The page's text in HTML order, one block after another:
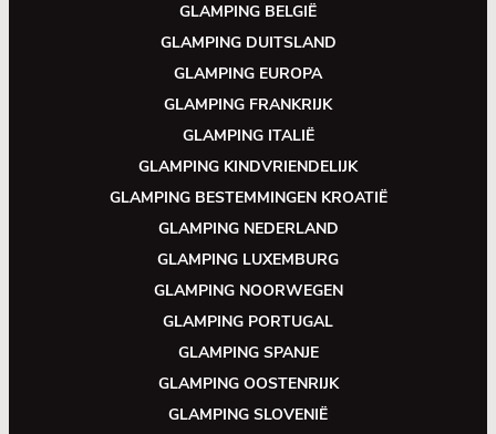
GLAMPING BELGIË
GLAMPING DUITSLAND
GLAMPING EUROPA
GLAMPING FRANKRIJK
GLAMPING ITALIË
GLAMPING KINDVRIENDELIJK
GLAMPING BESTEMMINGEN KROATIË
GLAMPING NEDERLAND
GLAMPING LUXEMBURG
GLAMPING NOORWEGEN
GLAMPING PORTUGAL
GLAMPING SPANJE
GLAMPING OOSTENRIJK
GLAMPING SLOVENIË